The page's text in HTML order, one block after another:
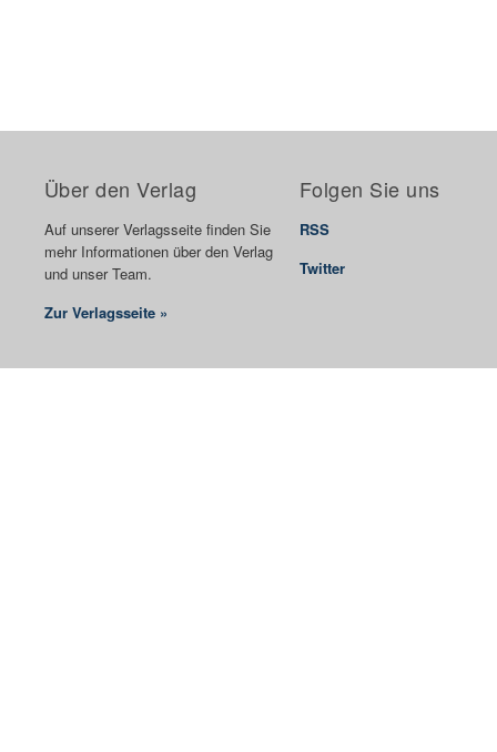
Über den Verlag
Auf unserer Verlagsseite finden Sie
mehr Informationen über den Verlag
und unser Team.
Zur Verlagsseite »
Folgen Sie uns
RSS
Twitter